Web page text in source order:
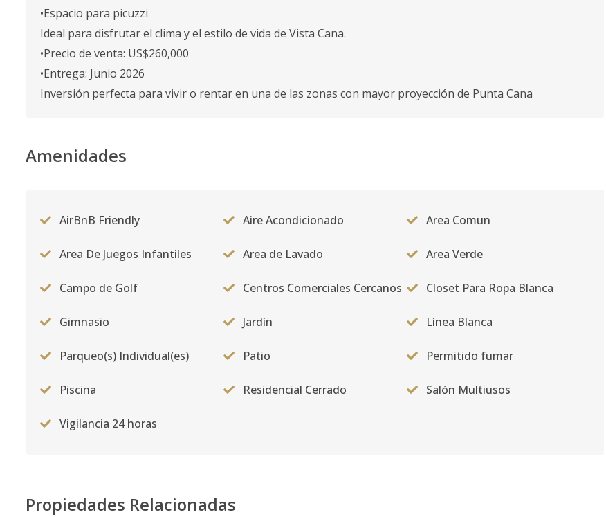
•Espacio para picuzzi
Ideal para disfrutar el clima y el estilo de vida de Vista Cana.
•Precio de venta: US$260,000
•Entrega: Junio 2026
Inversión perfecta para vivir o rentar en una de las zonas con mayor proyección de Punta Cana
Amenidades
AirBnB Friendly Aire Acondicionado Area Comun
Area De Juegos Infantiles Area de Lavado Area Verde
Campo de Golf Centros Comerciales Cercanos Closet Para Ropa Blanca
Gimnasio Jardín Línea Blanca
Parqueo(s) Individual(es) Patio Permitido fumar
Piscina Residencial Cerrado Salón Multiusos
Vigilancia 24 horas
Propiedades Relacionadas